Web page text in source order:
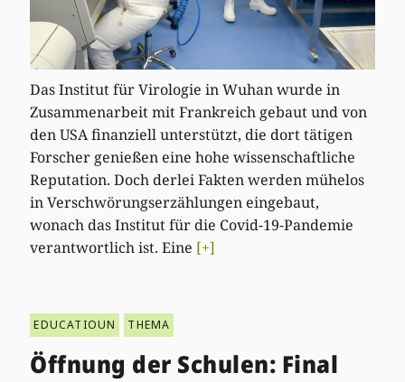
Das Institut für Virologie in Wuhan wurde in
Zusammenarbeit mit Frankreich gebaut und von
den USA finanziell unterstützt, die dort tätigen
Forscher genießen eine hohe wissenschaftliche
Reputation. Doch derlei Fakten werden mühelos
in Verschwörungserzählungen eingebaut,
wonach das Institut für die Covid-19-Pandemie
verantwortlich ist. Eine [+]
EDUCATIOUN THEMA
Öffnung der Schulen: Final